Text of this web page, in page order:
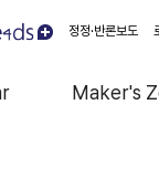
정정·반론보도
Maker's